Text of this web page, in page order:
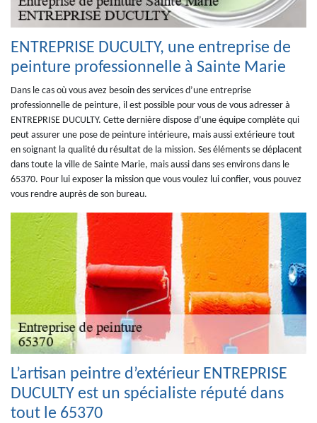
ENTREPRISE DUCULTY, une entreprise de
peinture professionnelle à Sainte Marie
Dans le cas où vous avez besoin des services d’une entreprise
professionnelle de peinture, il est possible pour vous de vous adresser à
ENTREPRISE DUCULTY. Cette dernière dispose d’une équipe complète qui
peut assurer une pose de peinture intérieure, mais aussi extérieure tout
en soignant la qualité du résultat de la mission. Ses éléments se déplacent
dans toute la ville de Sainte Marie, mais aussi dans ses environs dans le
65370. Pour lui exposer la mission que vous voulez lui confier, vous pouvez
vous rendre auprès de son bureau.
L’artisan peintre d’extérieur ENTREPRISE
DUCULTY est un spécialiste réputé dans
tout le 65370